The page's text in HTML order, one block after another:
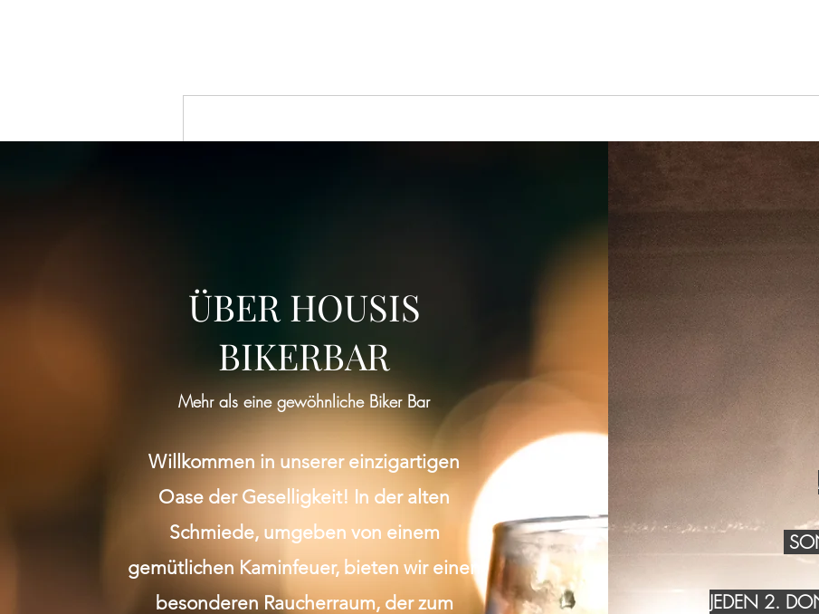
Gruppe konnte nicht gefunden werden
Bitte zur Gruppenliste zurückkehren und es erneut versuchen.
Zur Gruppenliste
ÜBER HOUSIS
BIKERBAR
Mehr als eine gewöhnliche Biker Bar
Willkommen in unserer einzigartigen
Oase der Geselligkeit! In der alten
Schmiede, umgeben von einem
gemütlichen Kaminfeuer, bieten wir einen
besonderen Raucherraum, der zum
JEDEN 2.